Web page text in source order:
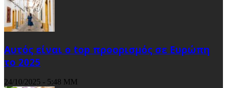
Αυτός είναι ο top προορισμός σε Ευρώπη
το 2025
24/10/2025 - 5:48 ΜΜ